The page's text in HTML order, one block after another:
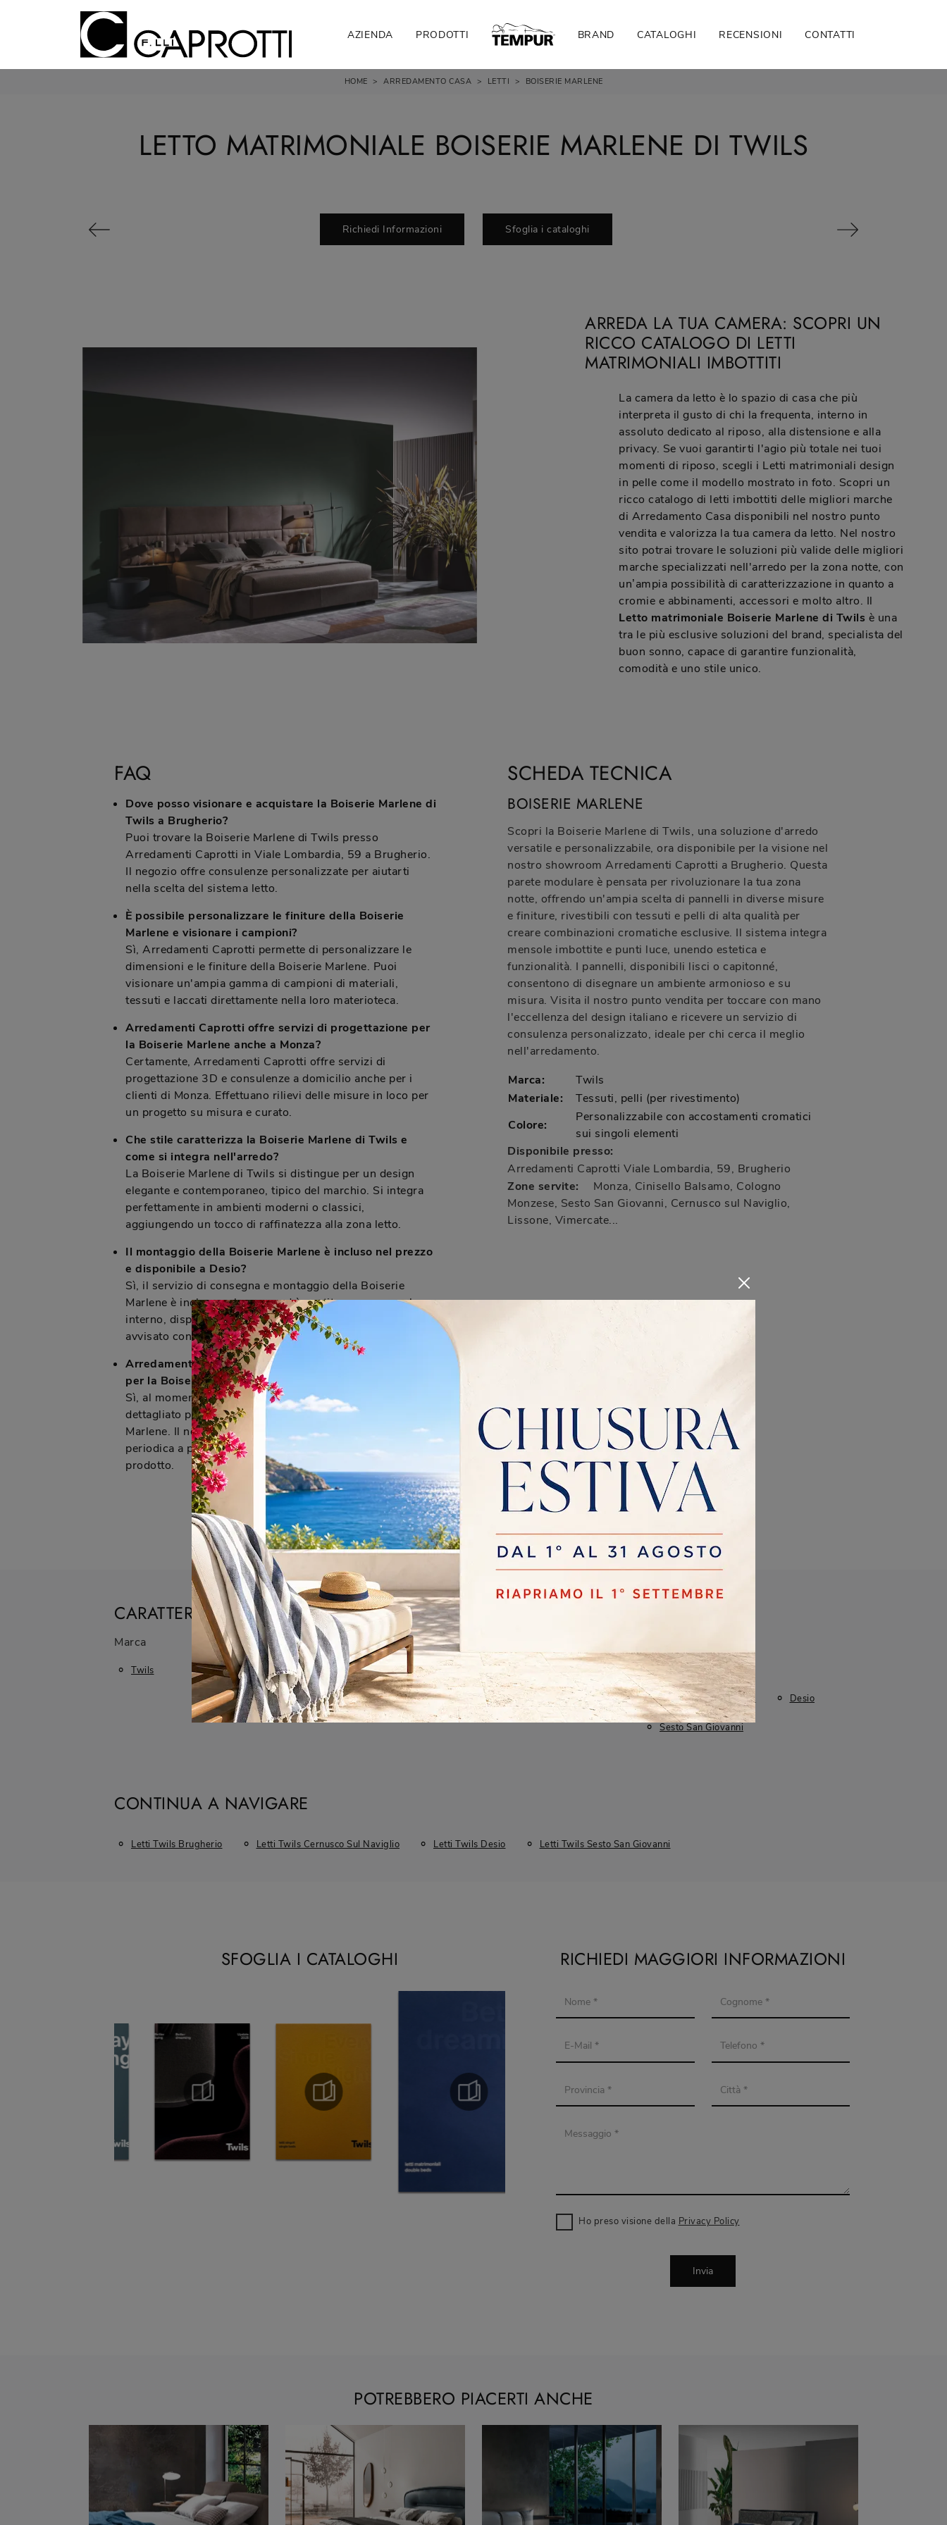
AZIENDA PRODOTTI BRAND CATALOGHI RECENSIONI CONTATTI
HOME > ARREDAMENTO CASA > LETTI > BOISERIE MARLENE
LETTO MATRIMONIALE BOISERIE MARLENE DI TWILS
Richiedi Informazioni Sfoglia i cataloghi
ARREDA LA TUA CAMERA: SCOPRI UN
RICCO CATALOGO DI LETTI
MATRIMONIALI IMBOTTITI
La camera da letto è lo spazio di casa che più
interpreta il gusto di chi la frequenta, interno in
assoluto dedicato al riposo, alla distensione e alla
privacy. Se vuoi garantirti l'agio più totale nei tuoi
momenti di riposo, scegli i Letti matrimoniali design
in pelle come il modello mostrato in foto. Scopri un
ricco catalogo di letti imbottiti delle migliori marche
di Arredamento Casa disponibili nel nostro punto
vendita e valorizza la tua camera da letto. Nel nostro
sito potrai trovare le soluzioni più valide delle migliori
marche specializzati nell'arredo per la zona notte, con
un’ampia possibilità di caratterizzazione in quanto a
cromie e abbinamenti, accessori e molto altro. Il
Letto matrimoniale Boiserie Marlene di Twils è una
tra le più esclusive soluzioni del brand, specialista del
buon sonno, capace di garantire funzionalità,
comodità e uno stile unico.
FAQ
Dove posso visionare e acquistare la Boiserie Marlene di
Twils a Brugherio?
Puoi trovare la Boiserie Marlene di Twils presso
Arredamenti Caprotti in Viale Lombardia, 59 a Brugherio.
Il negozio offre consulenze personalizzate per aiutarti
nella scelta del sistema letto.
È possibile personalizzare le finiture della Boiserie
Marlene e visionare i campioni?
Sì, Arredamenti Caprotti permette di personalizzare le
dimensioni e le finiture della Boiserie Marlene. Puoi
visionare un'ampia gamma di campioni di materiali,
tessuti e laccati direttamente nella loro materioteca.
Arredamenti Caprotti offre servizi di progettazione per
la Boiserie Marlene anche a Monza?
Certamente, Arredamenti Caprotti offre servizi di
progettazione 3D e consulenze a domicilio anche per i
clienti di Monza. Effettuano rilievi delle misure in loco per
un progetto su misura e curato.
Che stile caratterizza la Boiserie Marlene di Twils e
come si integra nell'arredo?
La Boiserie Marlene di Twils si distingue per un design
elegante e contemporaneo, tipico del marchio. Si integra
perfettamente in ambienti moderni o classici,
aggiungendo un tocco di raffinatezza alla zona letto.
Il montaggio della Boiserie Marlene è incluso nel prezzo
e disponibile a Desio?
Sì, il servizio di consegna e montaggio della Boiserie
Marlene è incluso nel prezzo ed è gestito con personale
interno, disponibile anche per Desio. Il cliente viene
avvisato con preavviso sull'orario di arrivo della merce.
Arredamenti Caprotti fornisce manuali di manutenzione
per la Boiserie Marlene?
Sì, al momento dell'acquisto riceverai un manuale
dettagliato per la manutenzione e la cura della tua Boiserie
Marlene. Il negozio offre anche servizi di manutenzione
periodica a pagamento per garantire la durata del
prodotto.
SCHEDA TECNICA
BOISERIE MARLENE
Scopri la Boiserie Marlene di Twils, una soluzione d'arredo
versatile e personalizzabile, ora disponibile per la visione nel
nostro showroom Arredamenti Caprotti a Brugherio. Questa
parete modulare è pensata per rivoluzionare la tua zona
notte, offrendo un'ampia scelta di pannelli in diverse misure
e finiture, rivestibili con tessuti e pelli di alta qualità per
creare combinazioni cromatiche esclusive. Il sistema integra
mensole imbottite e punti luce, unendo estetica e
funzionalità. I pannelli, disponibili lisci o capitonné,
consentono di disegnare un ambiente armonioso e su
misura. Visita il nostro punto vendita per toccare con mano
l'eccellenza del design italiano e ricevere un servizio di
consulenza personalizzato, ideale per chi cerca il meglio
nell'arredamento.
Marca:
Twils
Materiale:
Tessuti, pelli (per rivestimento)
Colore:
Personalizzabile con accostamenti cromatici
sui singoli elementi
Disponibile presso:
Arredamenti Caprotti Viale Lombardia, 59, Brugherio
Zone servite:
Monza, Cinisello Balsamo, Cologno
Monzese, Sesto San Giovanni, Cernusco sul Naviglio,
Lissone, Vimercate...
CARATTERISTICHE
Marca
Twils
Materiale
In Pelle
Misura
Matrimoniali
Stile
Design Imbottiti Brugherio
Cernusco Sul Naviglio Desio
Sesto San Giovanni
CONTINUA A NAVIGARE
Letti Twils Brugherio Letti Twils Cernusco Sul Naviglio Letti Twils Desio Letti Twils Sesto San Giovanni
SFOGLIA I CATALOGHI RICHIEDI MAGGIORI INFORMAZIONI
Ho preso visione della Privacy Policy
Invia
POTREBBERO PIACERTI ANCHE